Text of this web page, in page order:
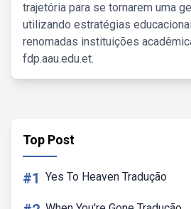
trajetória para se tornarem uma
utilizando estratégias
renomadas instituições
fdp.aau.edu.et.
Top Post
#1 Yes To Heaven Tradução